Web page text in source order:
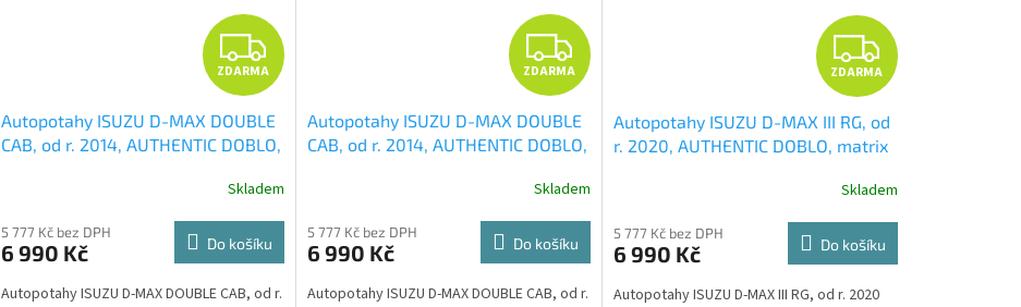
Z
D
A
R
M
A
ZDARMA
Autopotahy ISUZU D-MAX DOUBLE
CAB, od r. 2014, AUTHENTIC DOBLO,
zdarma v hodnotě 329,-Kč
Skladem
5 777 Kč bez DPH
6 990 Kč Do košíku
Autopotahy ISUZU D-MAX DOUBLE CAB, od r.
Z
D
A
R
M
A
ZDARMA
Autopotahy ISUZU D-MAX DOUBLE
CAB, od r. 2014, AUTHENTIC DOBLO,
zdarma v hodnotě 329,-Kč
Skladem
5 777 Kč bez DPH
6 990 Kč Do košíku
Autopotahy ISUZU D-MAX DOUBLE CAB, od r.
Z
D
A
R
M
A
ZDARMA
Autopotahy ISUZU D-MAX III RG, od
r. 2020, AUTHENTIC DOBLO, matrix
úklid Smart Microfiber zdarma vSkladem
5 777 Kč bez DPH
6 990 Kč Do košíku
Autopotahy ISUZU D-MAX III RG, od r. 2020